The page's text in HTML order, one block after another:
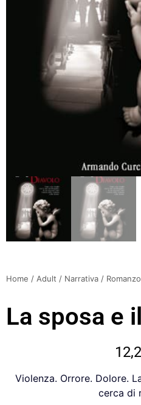
Home / Adult / Narrativa / Romanzo
La sposa e
Violenza. Orrore. Dolore.
cerca di